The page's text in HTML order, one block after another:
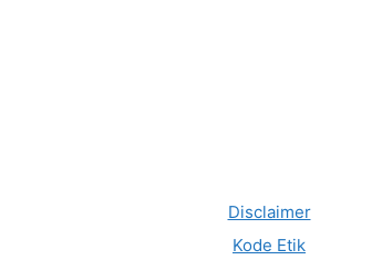
Disclaimer
Kode Etik